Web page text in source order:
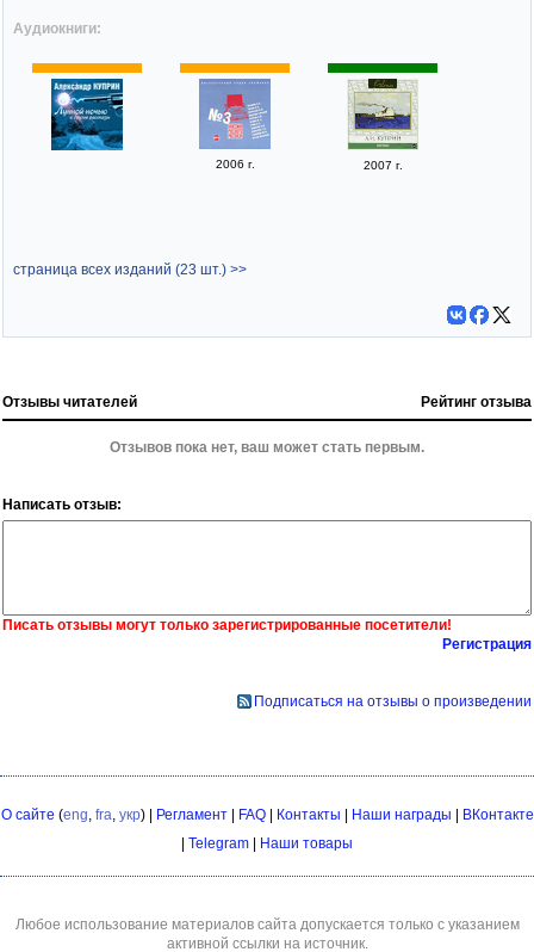
Аудиокниги:
2006 г. 2007 г.
страница всех изданий (23 шт.) >>
Отзывы читателей Рейтинг отзыва
Отзывов пока нет, ваш может стать первым.
Написать отзыв:
Писать отзывы могут только зарегистрированные посетители!
Регистрация
Подписаться на отзывы о произведении
О сайте (eng, fra, укр) | Регламент| FAQ| Контакты Наши награды
ВКонтакте
Telegram Наши товары
Любое использование материалов сайта допускается только с указанием
активной ссылки на источник.